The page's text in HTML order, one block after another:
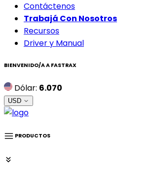
Contáctenos
Trabajá Con Nosotros
Recursos
Driver y Manual
BIENVENIDO/A A FASTRAX
Dólar: 6.070
USD
PRODUCTOS